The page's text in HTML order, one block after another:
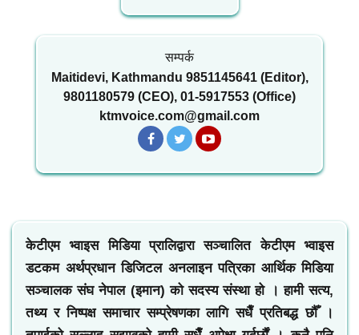
सम्पर्क
Maitidevi, Kathmandu 9851145641 (Editor),
9801180579 (CEO), 01-5917553 (Office)
ktmvoice.com@gmail.com
केटीएम भ्वाइस मिडिया प्रालिद्वारा सञ्चालित केटीएम भ्वाइस
डटकम अर्थप्रधान डिजिटल अनलाइन पत्रिका आर्थिक मिडिया
सञ्चालक संघ नेपाल (इमान) को सदस्य संस्था हो । हामी सत्य,
तथ्य र निष्पक्ष समाचार सम्प्रेषणका लागि सधैँ प्रतिबद्ध छौँ ।